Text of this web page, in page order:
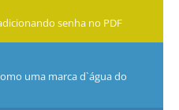
senha no PDF
uma marca d`água do